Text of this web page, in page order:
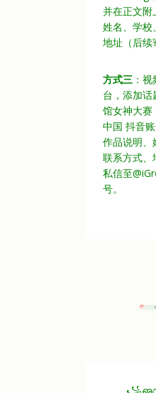
并在正文附
姓名、学校
地址（后续
方式三 ：
台，添加
馆女神大赛
中国 抖音
作品说明、
联系方式、
私信至
号。